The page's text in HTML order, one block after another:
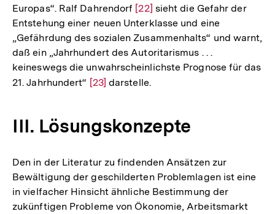
der
Europas“. Ralf Dahrendorf Zur
Auflösung
der
Fußnote
[22] sieht die Gefahr der
Entstehung einer neuen Unterklasse und eine
„Gefährdung des sozialen Zusammenhalts“ und warnt,
daß ein „Jahrhundert des Autoritarismus . . .
keineswegs die unwahrscheinlichste Prognose für das
21. Jahrhundert“ Zur
Fußnote
[23] darstelle.
III. Lösungskonzepte
Den in der Literatur zu findenden Ansätzen zur
Bewältigung der geschilderten Problemlagen ist eine
in vielfacher Hinsicht ähnliche Bestimmung der
zukünftigen Probleme von Ökonomie, Arbeitsmarkt